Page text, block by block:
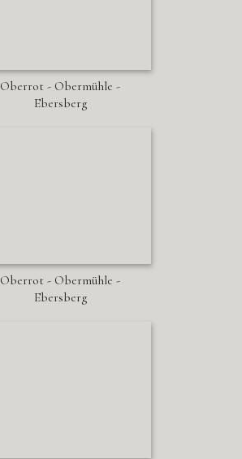
Oberrot - Obermühle -
Ebersberg
Oberrot - Obermühle -
Ebersberg